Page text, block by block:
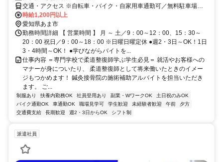
交通・アクセス ※自転車・バイク・自家用車通勤可／無料駐車場完
備（店舗による）
時給1,200円以上
愛知県あま市
勤務時間詳細 【 営業時間 】 月 ～ 土／9：00～12：00、15：30～
20：00 祝日／9：00～18：00 ※日曜日曜定休 ●週2・3日～OK！1日
3・4時間～OK！ ●学びながらバイトを...
仕事内容 ＝専門学校で柔道整復師学ぶ学生必見＝ 就活やお客様への
マナーが身についたり、 柔道整復師として将来働いたときのイメー
ジもつかめます！ 鍼灸接骨院の施術補助アルバイトを担当いただき
ます。 ご...
制服あり 扶養内勤務OK 社員登用あり 副業・WワークOK
土日祝のみOK
バイク通勤OK
車通勤OK 職場見学可 学生歓迎 未経験者歓迎 午前
夕方
交通費支給
長期歓迎 週2・3日からOK シフト制
派遣社員